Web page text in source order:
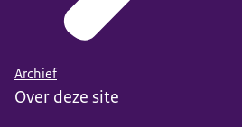
Archief
Over deze site